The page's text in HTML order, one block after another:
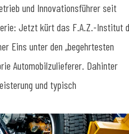
und Innovationsführer seit
Jetzt kürt das F.A.Z.-Institut
Eins unter den „begehrtesten
Automobilzulieferer. Dahinter
und typisch